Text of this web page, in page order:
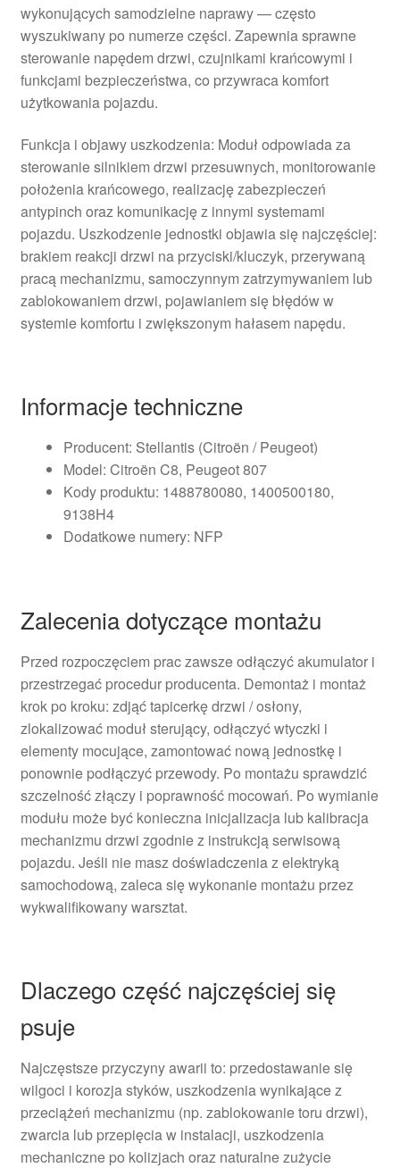
wykonujących samodzielne naprawy — często
wyszukiwany po numerze części. Zapewnia sprawne
sterowanie napędem drzwi, czujnikami krańcowymi i
funkcjami bezpieczeństwa, co przywraca komfort
użytkowania pojazdu.
Funkcja i objawy uszkodzenia: Moduł odpowiada za
sterowanie silnikiem drzwi przesuwnych, monitorowanie
położenia krańcowego, realizację zabezpieczeń
antypinch oraz komunikację z innymi systemami
pojazdu. Uszkodzenie jednostki objawia się najczęściej:
brakiem reakcji drzwi na przyciski/kluczyk, przerywaną
pracą mechanizmu, samoczynnym zatrzymywaniem lub
zablokowaniem drzwi, pojawianiem się błędów w
systemie komfortu i zwiększonym hałasem napędu.
Informacje techniczne
Producent: Stellantis (Citroën / Peugeot)
Model: Citroën C8, Peugeot 807
Kody produktu: 1488780080, 1400500180,
9138H4
Dodatkowe numery: NFP
Zalecenia dotyczące montażu
Przed rozpoczęciem prac zawsze odłączyć akumulator i
przestrzegać procedur producenta. Demontaż i montaż
krok po kroku: zdjąć tapicerkę drzwi / osłony,
zlokalizować moduł sterujący, odłączyć wtyczki i
elementy mocujące, zamontować nową jednostkę i
ponownie podłączyć przewody. Po montażu sprawdzić
szczelność złączy i poprawność mocowań. Po wymianie
modułu może być konieczna inicjalizacja lub kalibracja
mechanizmu drzwi zgodnie z instrukcją serwisową
pojazdu. Jeśli nie masz doświadczenia z elektryką
samochodową, zaleca się wykonanie montażu przez
wykwalifikowany warsztat.
Dlaczego część najczęściej się
psuje
Najczęstsze przyczyny awarii to: przedostawanie się
wilgoci i korozja styków, uszkodzenia wynikające z
przeciążeń mechanizmu (np. zablokowanie toru drzwi),
zwarcia lub przepięcia w instalacji, uszkodzenia
mechaniczne po kolizjach oraz naturalne zużycie